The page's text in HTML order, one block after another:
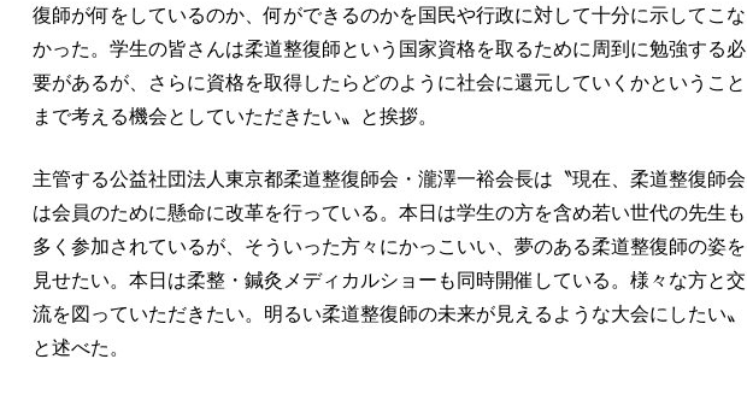
復師が何をしているのか、何ができるのかを国民や行政に対して十分に示してこな
かった。学生の皆さんは柔道整復師という国家資格を取るために周到に勉強する必
要があるが、さらに資格を取得したらどのように社会に還元していくかということ
まで考える機会としていただきたい〟と挨拶。
主管する公益社団法人東京都柔道整復師会・瀧澤一裕会長は〝現在、柔道整復師会
は会員のために懸命に改革を行っている。本日は学生の方を含め若い世代の先生も
多く参加されているが、そういった方々にかっこいい、夢のある柔道整復師の姿を
見せたい。本日は柔整・鍼灸メディカルショーも同時開催している。様々な方と交
流を図っていただきたい。明るい柔道整復師の未来が見えるような大会にしたい〟
と述べた。